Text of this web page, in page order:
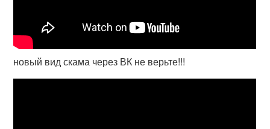
новый вид скама через ВК не верьте!!!